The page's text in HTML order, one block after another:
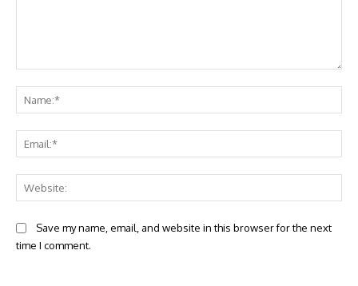
Save my name, email, and website in this browser for the next
time I comment.